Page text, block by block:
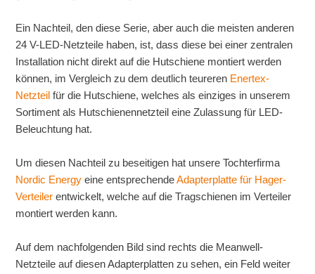
Ein Nachteil, den diese Serie, aber auch die meisten anderen
24 V-LED-Netzteile haben, ist, dass diese bei einer zentralen
Installation nicht direkt auf die Hutschiene montiert werden
können, im Vergleich zu dem deutlich teureren Enertex-
Netzteil für die Hutschiene, welches als einziges in unserem
Sortiment als Hutschienennetzteil eine Zulassung für LED-
Beleuchtung hat.
Um diesen Nachteil zu beseitigen hat unsere Tochterfirma
Nordic Energy eine entsprechendeAdapterplatte für Hager-
Verteiler entwickelt, welche auf die Tragschienen im Verteiler
montiert werden kann.
Auf dem nachfolgenden Bild sind rechts die Meanwell-
Netzteile auf diesen Adapterplatten zu sehen, ein Feld weiter